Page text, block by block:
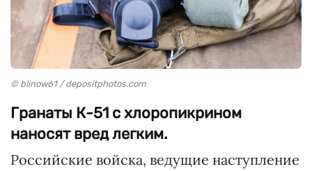
© blinow61 / depositphotos.com
Гранаты К-51 с хлоропикрином
наносят вред легким.
Российские войска, ведущие наступление